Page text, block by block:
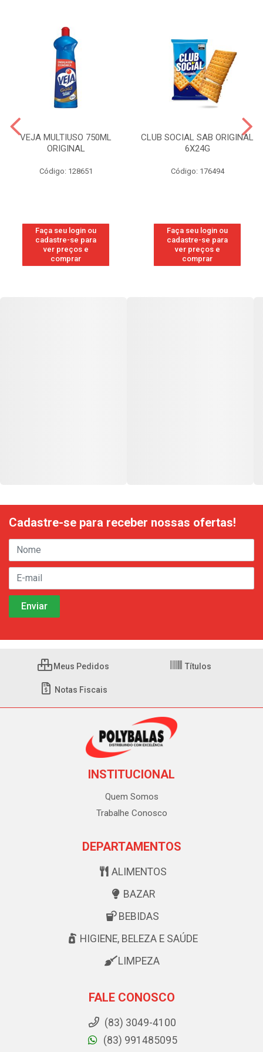
VEJA MULTIUSO 750ML
ORIGINAL
Código: 128651
Faça seu login ou
cadastre-se para
ver preços e
comprar
CLUB SOCIAL SAB ORIGINAL
6X24G
Código: 176494
Faça seu login ou
cadastre-se para
ver preços e
comprar
Cadastre-se para receber nossas ofertas!
Meus Pedidos Títulos
Notas Fiscais
INSTITUCIONAL
Quem Somos
Trabalhe Conosco
DEPARTAMENTOS
ALIMENTOS
BAZAR
BEBIDAS
HIGIENE, BELEZA E SAÚDE
LIMPEZA
FALE CONOSCO
(83) 3049-4100
(83) 991485095